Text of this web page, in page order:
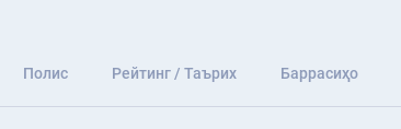
Полис Рейтинг / Таърих Баррасиҳо